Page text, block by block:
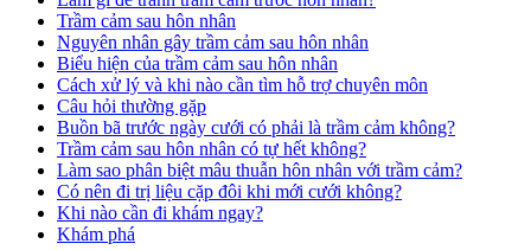
Trầm cảm sau hôn nhân
Nguyên nhân gây trầm cảm sau hôn nhân
Biểu hiện của trầm cảm sau hôn nhân
Cách xử lý và khi nào cần tìm hỗ trợ chuyên môn
Câu hỏi thường gặp
Buồn bã trước ngày cưới có phải là trầm cảm không?
Trầm cảm sau hôn nhân có tự hết không?
Làm sao phân biệt mâu thuẫn hôn nhân với trầm cảm?
Có nên đi trị liệu cặp đôi khi mới cưới không?
Khi nào cần đi khám ngay?
Khám phá